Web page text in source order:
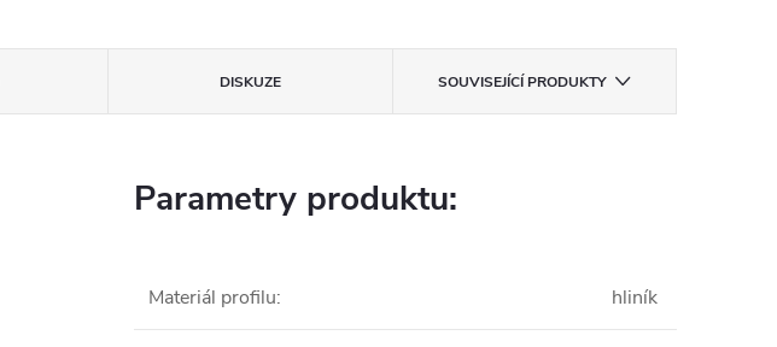
DISKUZE SOUVISEJÍCÍ PRODUKTY
Parametry produktu:
Materiál profilu: hliník